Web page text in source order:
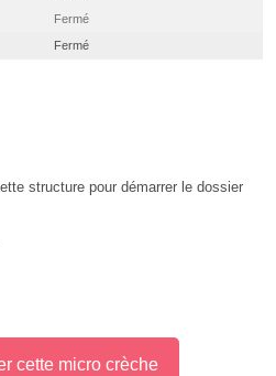
Fermé
Fermé
structure pour démarrer le dossier
cette micro crèche